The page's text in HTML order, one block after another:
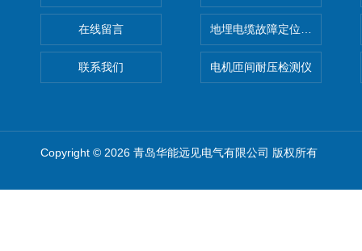
在线留言
联系我们
地埋电缆故障定位仪 地下电
电机匝间耐压检测仪
Copyright © 2026 青岛华能远见电气有限公司 版权所有